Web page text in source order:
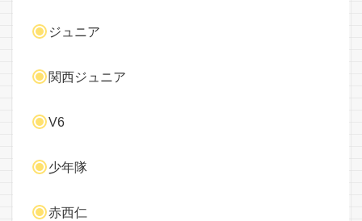
ジュニア
関西ジュニア
V6
少年隊
赤西仁